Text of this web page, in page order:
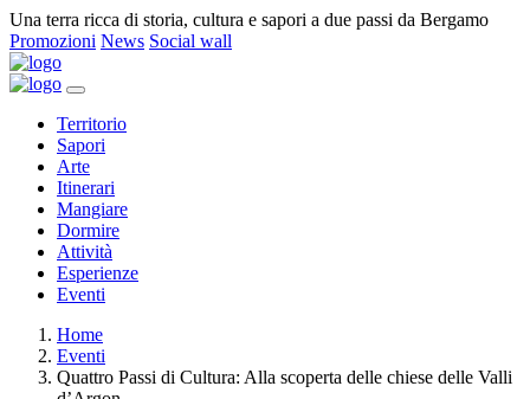
Una terra ricca di storia, cultura e sapori a due passi da Bergamo
Promozioni News Social wall
Territorio
Sapori
Arte
Itinerari
Mangiare
Dormire
Attività
Esperienze
Eventi
Home
Eventi
Quattro Passi di Cultura: Alla scoperta delle chiese delle Valli